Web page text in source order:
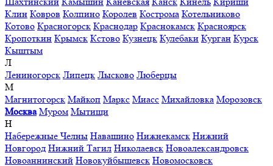
Клин Ковров Колпино Королев Кострома Котельниково
Котово Красногорск Краснодар Краснокамск Красноярск
Кропоткин Крымск Кстово Кузнецк Кулебаки Курган Курск
Кыштым
Л
Лениногорск Липецк Лысково Люберцы
М
Магнитогорск Майкоп Маркс Миасс Михайловка Морозовск
Москва Муром Мытищи
Н
Набережные Челны Навашино Нижнекамск Нижний
Новгород Нижний Тагил Николаевск Новоалександровск
Новоаннинский Новокуйбышевск Новомосковск